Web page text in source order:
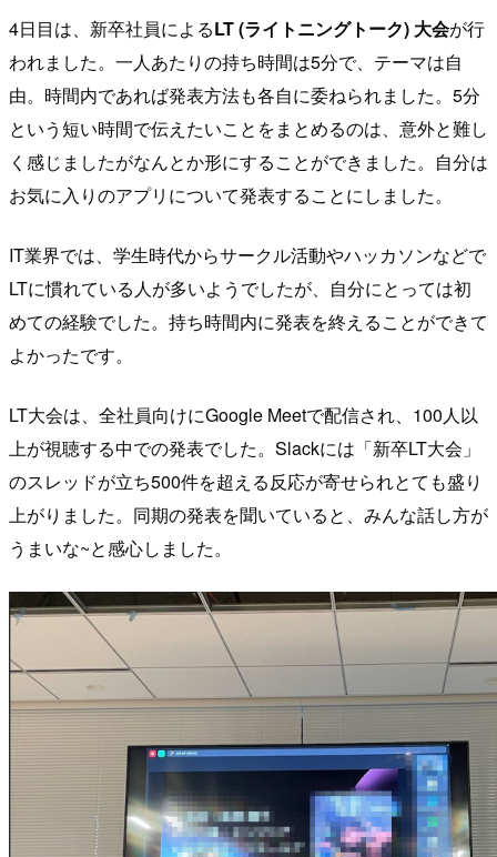
4日目は、新卒社員によるLT (ライトニングトーク) 大会が行
われました。一人あたりの持ち時間は5分で、テーマは自
由。時間内であれば発表方法も各自に委ねられました。5分
という短い時間で伝えたいことをまとめるのは、意外と難し
く感じましたがなんとか形にすることができました。自分は
お気に入りのアプリについて発表することにしました。
IT業界では、学生時代からサークル活動やハッカソンなどで
LTに慣れている人が多いようでしたが、自分にとっては初
めての経験でした。持ち時間内に発表を終えることができて
よかったです。
LT大会は、全社員向けにGoogle Meetで配信され、100人以
上が視聴する中での発表でした。Slackには「新卒LT大会」
のスレッドが立ち500件を超える反応が寄せられとても盛り
上がりました。同期の発表を聞いていると、みんな話し方が
うまいな~と感心しました。